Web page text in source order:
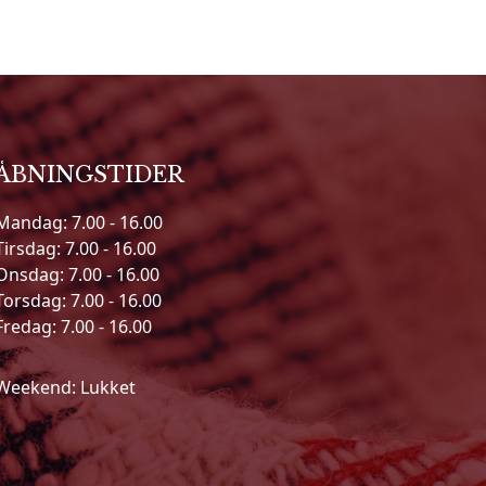
7.00 - 16.00
7.00 - 16.00
7.00 - 16.00
7.00 - 16.00
7.00 - 16.00
Lukket